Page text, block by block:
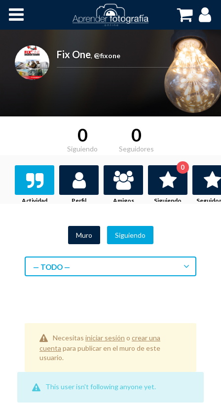
Cursos OnLine
Fix One, @fixone
0
Siguiendo
0
Seguidores
Actividad Perfil Amigos Siguiendo
0
Muro Siguiendo
— TODO —
Necesitas iniciar sesión o crear una
cuenta para publicar en el muro de este
usuario.
This user isn't following anyone yet.